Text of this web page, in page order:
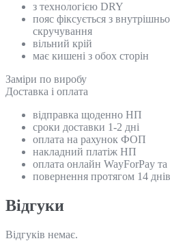
з технологією DRY
пояс фіксується з
скручування
вільний крій
має кишені з обох сторін
Замiри по виробу
Доставка і оплата
відправка щоденно НП
сроки доставки 1-2 дні
оплата на рахунок ФОП
накладний платіж НП
оплата онлайн WayForPay
повернення протягом 14 днів
Відгуки
Відгуків немає.